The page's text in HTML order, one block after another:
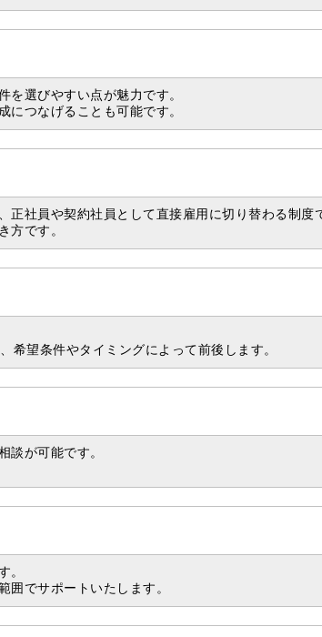
を選びやすい点が魅力です。
につなげることも可能です。
正社員や契約社員として直接雇用に切り替わる制度
方です。
希望条件やタイミングによって前後します。
談が可能です。
。
囲でサポートいたします。